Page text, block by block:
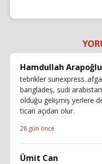
Hamdullah Arapoğlu
tebrikler
bangladeş, sudi
olduğu gelişmiş yerlere
ticari açıdan olur.
28 gün önce
Ümit Can